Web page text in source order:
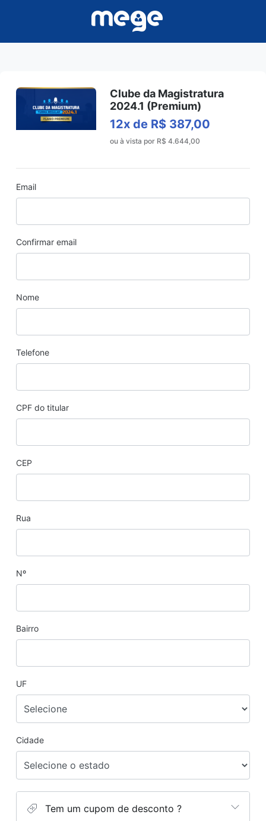
Clube da Magistratura
2024.1 (Premium)
12x de R$ 387,00
ou à vista por R$ 4.644,00
Email
Confirmar email
Nome
Telefone
CPF do titular
CEP
Rua
Nº
Bairro
UF
Cidade
Tem um cupom de desconto ?